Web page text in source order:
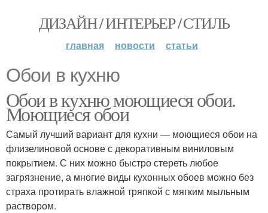
ДИЗАЙН / ИНТЕРЬЕР / СТИЛЬ
главная новости статьи
Обои в кухню
Обои в кухню моющиеся обои.
Моющиеся обои
Самый лучший вариант для кухни — моющиеся обои на
флизелиновой основе с декоративным виниловым
покрытием. С них можно быстро стереть любое
загрязнение, а многие виды кухонных обоев можно без
страха протирать влажной тряпкой с мягким мыльным
раствором.